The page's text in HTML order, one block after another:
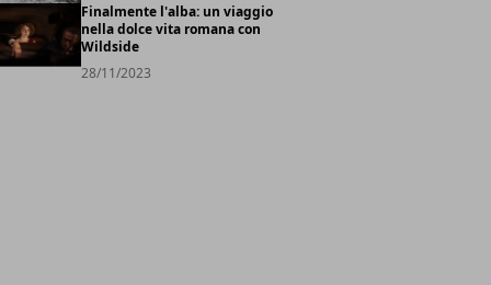
Finalmente l'alba: un viaggio
nella dolce vita romana con
Wildside
28/11/2023